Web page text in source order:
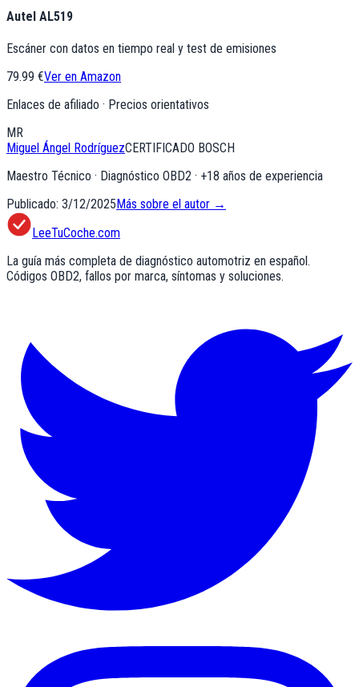
Autel AL519
Escáner con datos en tiempo real y test de emisiones
79.99 €Ver en Amazon
Enlaces de afiliado · Precios orientativos
MR
Miguel Ángel RodríguezCERTIFICADO BOSCH
Maestro Técnico · Diagnóstico OBD2 · +18 años de experiencia
Publicado: 3/12/2025Más sobre el autor →
LeeTuCoche.com
La guía más completa de diagnóstico automotriz en español.
Códigos OBD2, fallos por marca, síntomas y soluciones.